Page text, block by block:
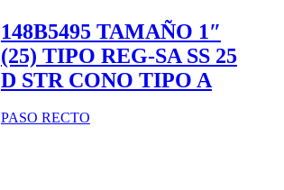
148B5495 TAMAÑO 1″
(25) TIPO REG-SA SS 25
D STR CONO TIPO A
PASO RECTO